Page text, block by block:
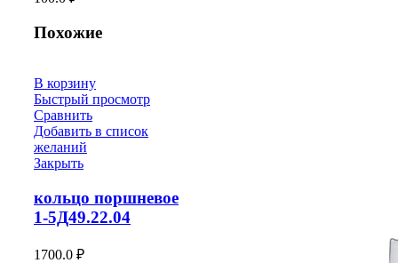
Похожие
В корзину
Быстрый просмотр
Сравнить
Добавить в список
желаний
Закрыть
кольцо поршневое
1-5Д49.22.04
1700.0 ₽